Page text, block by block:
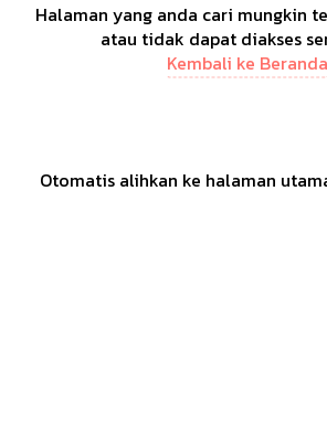
Halaman yang anda cari mungkin
atau tidak dapat diakses
Kembali ke Beranda
Otomatis alihkan ke halaman